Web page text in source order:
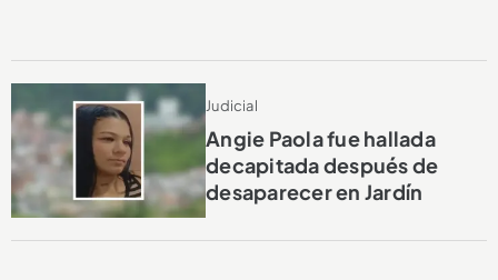
Judicial
Angie Paola fue hallada
decapitada después de
desaparecer en Jardín